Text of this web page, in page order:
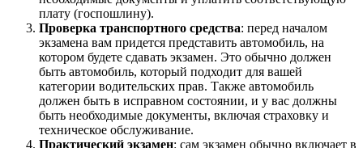
плату (госпошлину).
Проверка транспортного средства: перед началом
экзамена вам придется представить автомобиль, на
котором будете сдавать экзамен. Это обычно должен
быть автомобиль, который подходит для вашей
категории водительских прав. Также автомобиль
должен быть в исправном состоянии, и у вас должны
быть необходимые документы, включая страховку и
техническое обслуживание.
Практический экзамен: сам экзамен обычно включает в